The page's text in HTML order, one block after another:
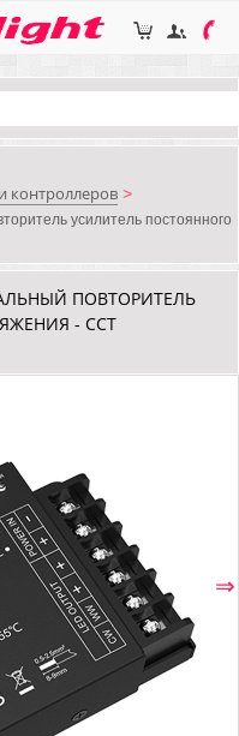
контроллеров >
усилитель постоянного
ПОВТОРИТЕЛЬ
- CCT
⇒